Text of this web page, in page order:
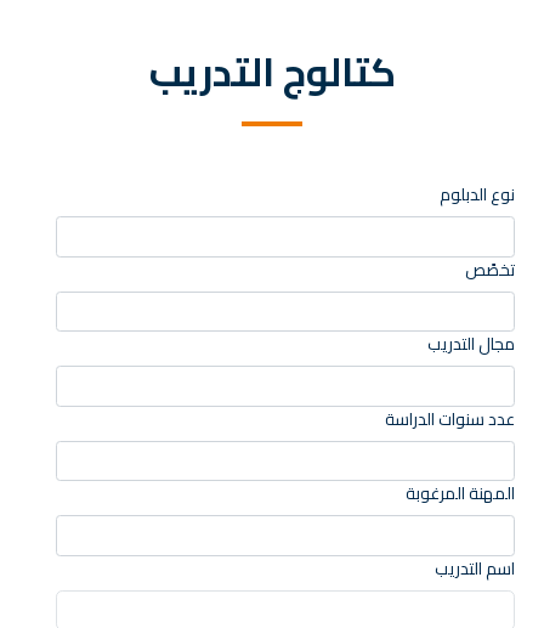
كتالوج التدريب
نوع الدبلوم
تخصًص
مجال التدريب
عدد سنوات الدراسة
المهنة المرغوبة
اسم التدريب